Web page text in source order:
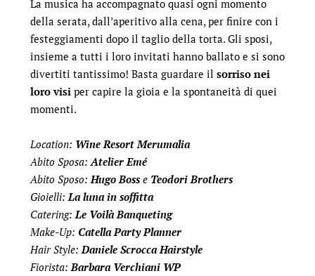
La musica ha accompagnato quasi ogni momento
della serata, dall’aperitivo alla cena, per finire con i
festeggiamenti dopo il taglio della torta. Gli sposi,
insieme a tutti i loro invitati hanno ballato e si sono
divertiti tantissimo! Basta guardare il sorriso nei
loro visi per capire la gioia e la spontaneità di quei
momenti.
Location: Wine Resort Merumalia
Abito Sposa: Atelier Emé
Abito Sposo: Hugo Bosse Teodori Brothers
Gioielli: La luna in soffitta
Catering: Le Voilà Banqueting
Make-Up: Catella Party Planner
Hair Style: Daniele Scrocca Hairstyle
Fiorista: Barbara Verchiani WP